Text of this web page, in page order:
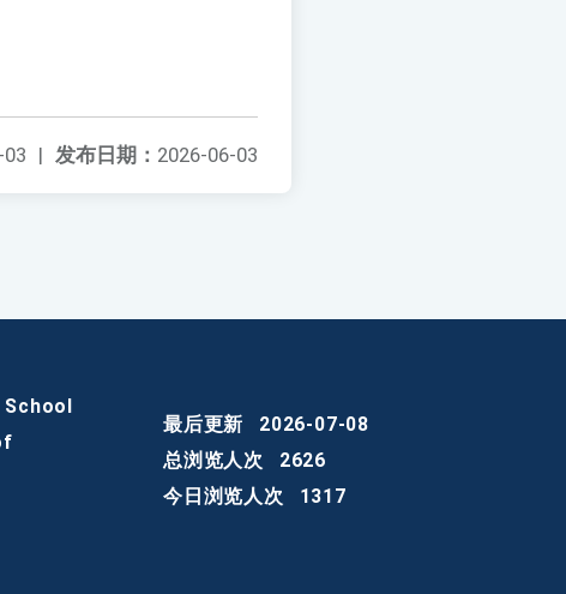
发布日期： 2026-06-03
|
最后更新
2026-07-08
总浏览人次
2626
今日浏览人次
1317